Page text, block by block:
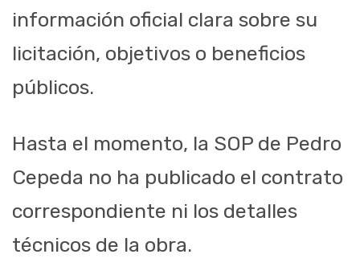
información oficial clara sobre su
licitación, objetivos o beneficios
públicos.
Hasta el momento, la SOP de Pedro
Cepeda no ha publicado el contrato
correspondiente ni los detalles
técnicos de la obra.